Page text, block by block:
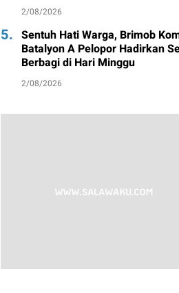
2/08/2026
5. Sentuh Hati Warga, Brimob
Batalyon A Pelopor Hadirkan
Berbagi di Hari Minggu
2/08/2026